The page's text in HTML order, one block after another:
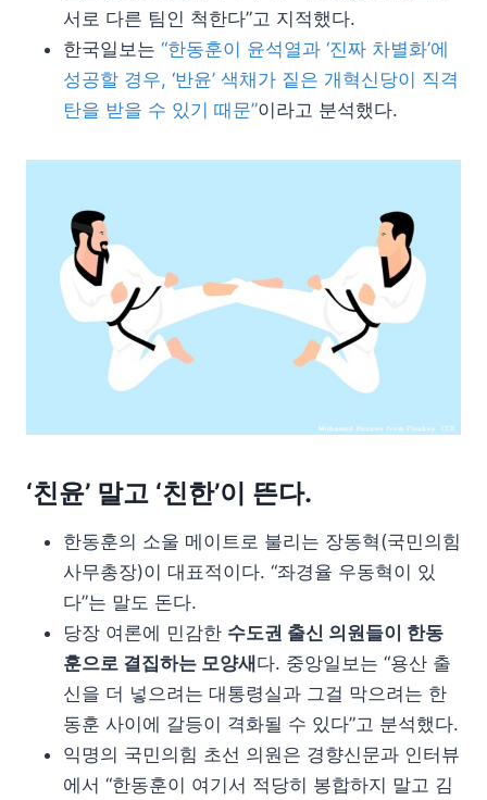
서로 다른 팀인 척한다”고 지적했다.
한국일보는 “한동훈이 윤석열과 ‘진짜 차별화’에
성공할 경우, ‘반윤’ 색채가 짙은 개혁신당이 직격
탄을 받을 수 있기 때문”이라고 분석했다.
‘친윤’ 말고 ‘친한’이 뜬다.
한동훈의 소울 메이트로 불리는 장동혁(국민의힘
사무총장)이 대표적이다. “좌경율 우동혁이 있
다”는 말도 돈다.
당장 여론에 민감한 수도권 출신 의원들이 한동
훈으로 결집하는 모양새다. 중앙일보는 “용산 출
신을 더 넣으려는 대통령실과 그걸 막으려는 한
동훈 사이에 갈등이 격화될 수 있다”고 분석했다.
익명의 국민의힘 초선 의원은 경향신문과 인터뷰
에서 “한동훈이 여기서 적당히 봉합하지 말고 김